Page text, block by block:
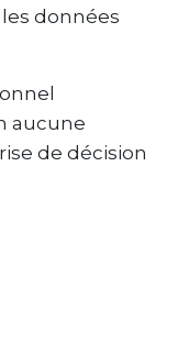
données
aucune
de décision